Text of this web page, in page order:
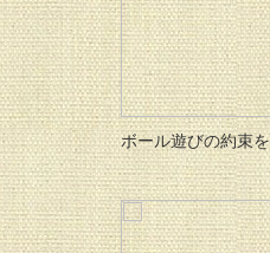
ボール遊びの約束